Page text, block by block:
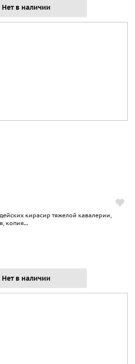
Нет в наличии
кирасир тяжелой кавалерии,
копия...
Нет в наличии